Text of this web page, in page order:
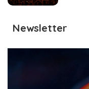
Newsletter